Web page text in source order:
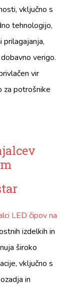
vključno s
tehnologijo,
verigo.
vir
za potrošnike
LED čipov na
izdelkih in
široko
vključno s
in